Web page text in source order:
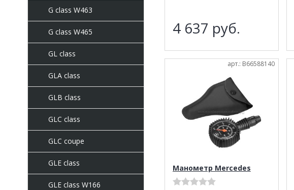
G class W463
G class W465
GL class
GLA class
GLB class
GLC class
GLC coupe
GLE class
GLE class W166
4 637 руб.
арт.: B66588140
Манометр Mercedes